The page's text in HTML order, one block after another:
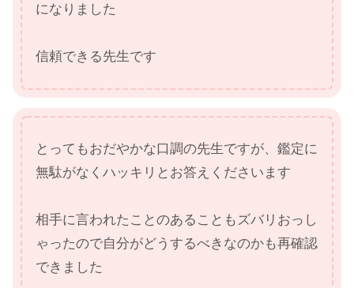
になりました
信頼できる先生です
とってもおだやかな口調の先生ですが、鑑定に
無駄がなくハッキリとお答えくださいます
相手に言われたことのあることもズバリおっし
ゃったので自分がどうするべきなのかも再確認
できました